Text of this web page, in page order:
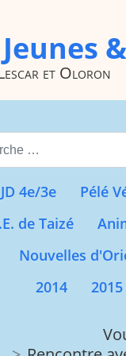
et Oloron
JD 4e/3e Pélé
de Taizé
Nouvelles
2014
2015